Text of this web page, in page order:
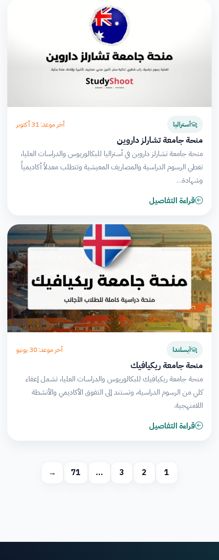
أستراليا آخر موعد: 31 أكتوبر
منحة جامعة تشارلز داروين
منحة جامعة تشارلز داروين في أستراليا للبكالوريوس والدراسات العليا،
تغطي الرسوم الدراسية والمصاريف المعيشية وتتطلب معدلاً أكاديمياً
وشهادة…
قراءة التفاصيل
آيسلندا آخر موعد: 30 يونيو
منحة جامعة ريكيافيك
منحة جامعة ريكيافيك للبكالوريوس والدراسات العليا، تشمل إعفاء
كلي من الرسوم الدراسية، وتستند إلى التفوق الأكاديمي والأنشطة
اللامنهجية.
قراءة التفاصيل
1
2
3
…
71
→